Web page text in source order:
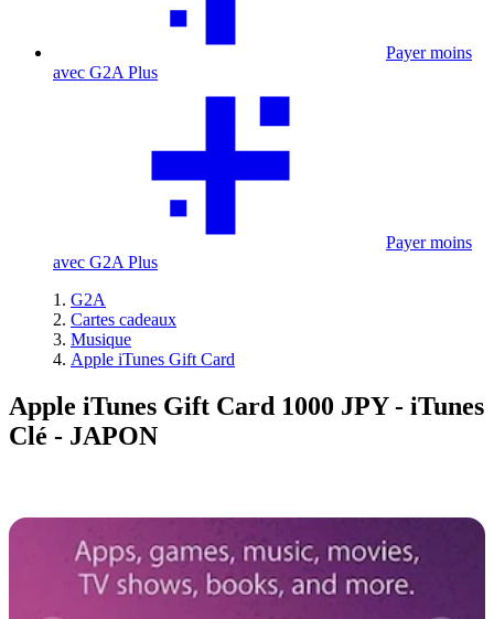
Payer moins
avec G2A Plus
Payer moins
avec G2A Plus
G2A
Cartes cadeaux
Musique
Apple iTunes Gift Card
Apple iTunes Gift Card 1000 JPY - iTunes
Clé - JAPON